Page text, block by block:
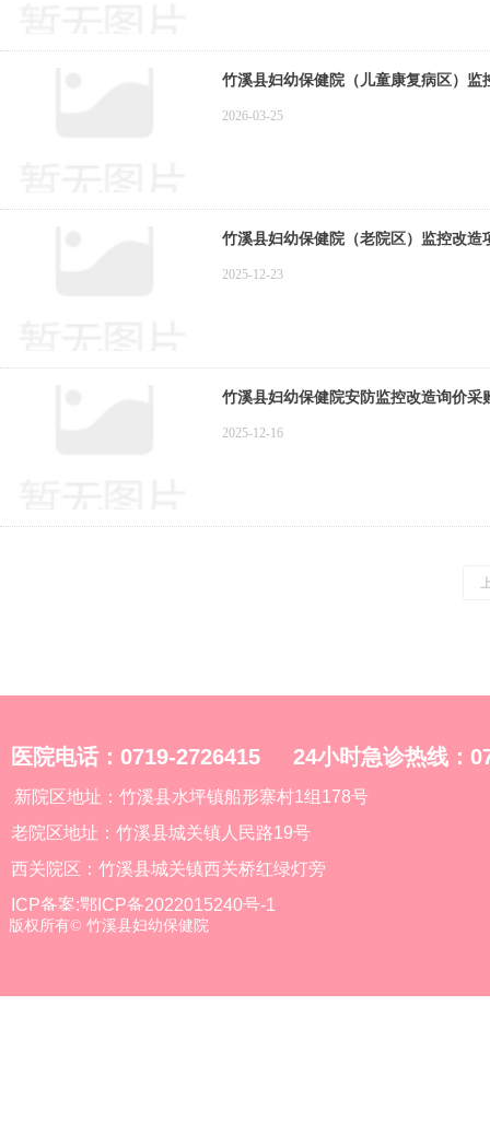
竹溪县妇幼保健院（儿童康复病区）监
2026-03-25
竹溪县妇幼保健院（老院区）监控改造
2025-12-23
竹溪县妇幼保健院安防监控改造询价采
2025-12-16
医院电话：0719-2726415 24小时急诊热线：
新院区地址：竹溪县水坪镇船形寨村1组178号
老院区地址：竹溪县城关镇人民路19号
西关院区：竹溪县城关镇西关桥红绿灯旁
ICP备案:鄂ICP备2022015240号-1
版权所有© 竹溪县妇幼保健院